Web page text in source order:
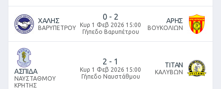
ΧΑΛΗΣ
ΒΑΡΥΠΕΤΡΟΥ
0 - 2
Κυρ 1 Φεβ 2026 15:00
Γήπεδο Βαρυπέτρου
ΑΡΗΣ
ΒΟΥΚΟΛΙΩΝ
ΑΣΠΙΔΑ
ΝΑΥΣΤΑΘΜΟΥ
ΚΡΗΤΗΣ
2 - 1
Κυρ 1 Φεβ 2026 15:00
Γήπεδο Ναυστάθμου
ΤΙΤΑΝ
ΚΑΛΥΒΩΝ